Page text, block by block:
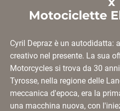
Motociclette
Cyril Depraz è un autodidatta:
creativo nel presente. La sua
Motorcycles si trova da 30
Tyrosse, nella regione delle
meccanica d'epoca, era la
una macchina nuova, con